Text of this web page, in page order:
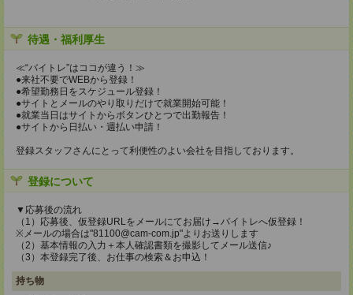
待遇・福利厚生
≪“バイトレ”はココが違う！≫
●来社不要でWEBから登録！
●希望勤務日をスケジュール登録！
●サイトとメールのやり取りだけで就業開始可能！
●就業当日はサイトからボタンひとつで出勤報告！
●サイトから日払い・週払い申請！
登録スタッフさんにとって利便性のよい会社を目指しております。
登録について
▼応募後の流れ
（1）応募後、仮登録URLをメールにてお届け→バイトレへ仮登録！
※メールの場合は"81100@cam-com.jp"よりお送りします
（2）基本情報の入力＋本人確認書類を撮影してメール送信♪
（3）本登録完了後、お仕事の検索＆お申込！
持ち物